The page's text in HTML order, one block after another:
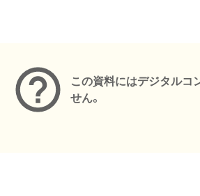
この資料にはデジタルコ
せん。